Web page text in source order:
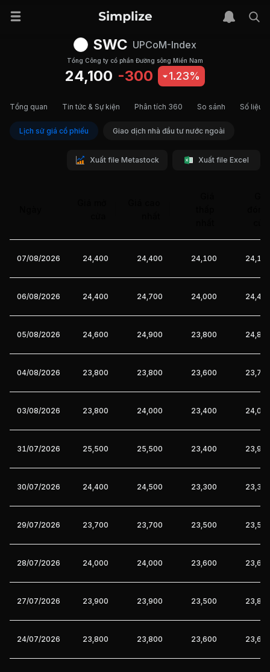
SWC UPCoM-Index
Tổng Công ty cổ phần Đường sông Miền Nam
24,100 -300 1.23%
Tổng quan Tin tức & Sự kiện Phân tích 360 So sánh Số liệu
Lịch sử giá cổ phiếu Giao dịch nhà đầu tư nước ngoài
Xuất file Metastock Xuất file Excel
07/08/2026 24,400 24,400 24,100
06/08/2026 24,400 24,700 24,000
05/08/2026 24,600 24,900 23,800
04/08/2026 23,800 23,800 23,600
03/08/2026 23,800 24,000 23,400
31/07/2026 25,500 25,500 23,400
30/07/2026 24,400 24,500 23,300
29/07/2026 23,700 23,700 23,500
28/07/2026 24,000 24,000 23,600
27/07/2026 23,900 23,900 23,500
24/07/2026 23,800 23,800 23,600